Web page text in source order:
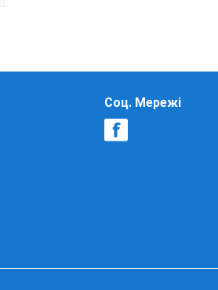
Соц. Мережі